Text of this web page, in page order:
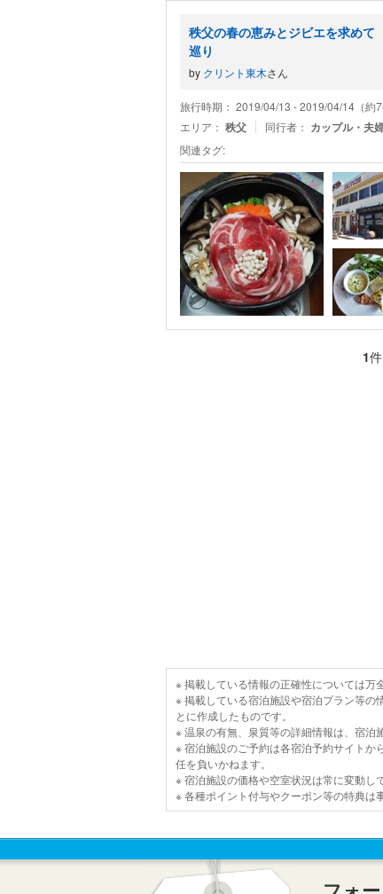
秩父の春の恵みとジビエを求め
巡り
by クリント東木さん
旅行時期： 2019/04/13 - 2019/04/14（約7
エリア： 秩父 同行者： カップル・夫
関連タグ:
1
※ 掲載している情報の正確性については万
※ 掲載している宿泊施設や宿泊プラン等の
とに作成したものです。
※ 温泉の有無、泉質等の詳細情報は、宿泊
※ 宿泊施設のご予約は各宿泊予約サイト
任を負いかねます。
※ 宿泊施設の価格や空室状況は常に変動し
※ 各種ポイント付与やクーポン等の特典は